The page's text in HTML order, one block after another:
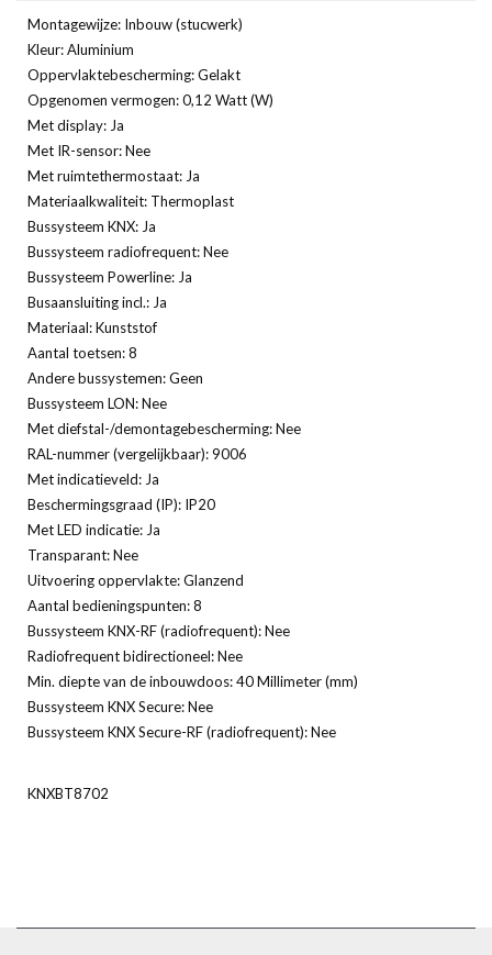
Montagewijze: Inbouw (stucwerk)
Kleur: Aluminium
Oppervlaktebescherming: Gelakt
Opgenomen vermogen: 0,12 Watt (W)
Met display: Ja
Met IR-sensor: Nee
Met ruimtethermostaat: Ja
Materiaalkwaliteit: Thermoplast
Bussysteem KNX: Ja
Bussysteem radiofrequent: Nee
Bussysteem Powerline: Ja
Busaansluiting incl.: Ja
Materiaal: Kunststof
Aantal toetsen: 8
Andere bussystemen: Geen
Bussysteem LON: Nee
Met diefstal-/demontagebescherming: Nee
RAL-nummer (vergelijkbaar): 9006
Met indicatieveld: Ja
Beschermingsgraad (IP): IP20
Met LED indicatie: Ja
Transparant: Nee
Uitvoering oppervlakte: Glanzend
Aantal bedieningspunten: 8
Bussysteem KNX-RF (radiofrequent): Nee
Radiofrequent bidirectioneel: Nee
Min. diepte van de inbouwdoos: 40 Millimeter (mm)
Bussysteem KNX Secure: Nee
Bussysteem KNX Secure-RF (radiofrequent): Nee
KNXBT8702